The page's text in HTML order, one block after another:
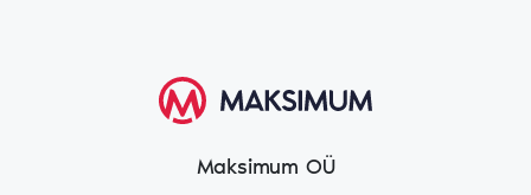
Maksimum OÜ